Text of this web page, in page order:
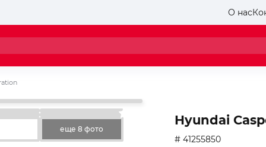
О нас
еще 8 фото
Hyundai
# 41255850